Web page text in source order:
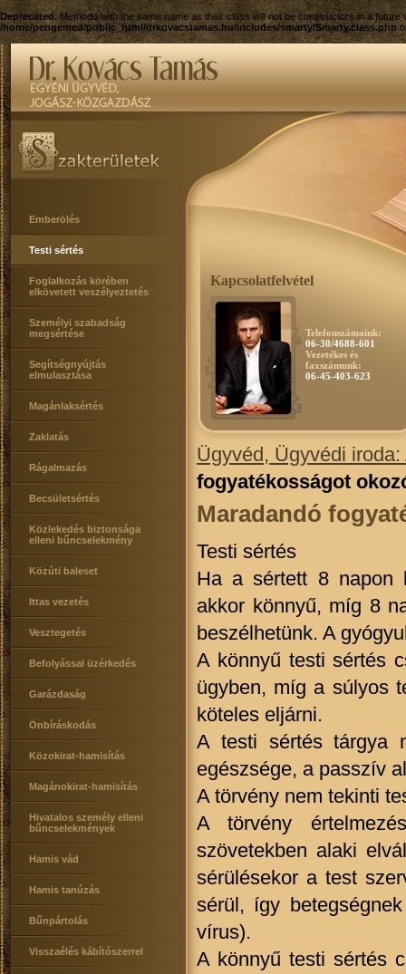
Deprecated: Methods with the same name as their class will not be constructors in a
/home/pengemed/public_html/drkovacstamas.hu/includes/smarty/Smarty.class.php
Emberölés
Testi sértés
Foglalkozás körében
elkövetett veszélyeztetés
Személyi szabadság
megsértése
Segítségnyújtás
elmulasztása
Magánlaksértés
Zaklatás
Rágalmazás
Becsületsértés
Közlekedés biztonsága
elleni bűncselekmény
Közúti baleset
Ittas vezetés
Vesztegetés
Befolyással üzérkedés
Garázdaság
Önbíráskodás
Közokirat-hamisítás
Magánokirat-hamisítás
Hivatalos személy elleni
bűncselekmények
Hamis vád
Hamis tanúzás
Bűnpártolás
Visszaélés kábítószerrel
Kapcsolatfelvétel
Telefonszámaink:
06-30/4688-601
Vezetékes és
faxszámunk:
06-45-403-623
Ügyvéd, Ügyvédi
fogyatékosságot
Maradandó
Testi sértés
Ha a sértett 8 napon
akkor könnyű, míg 8
beszélhetünk. A
A könnyű testi sértés
ügyben, míg a súlyos
köteles eljárni.
A testi sértés tárgya
egészsége, a passzív
A törvény nem tekinti
A törvény
szövetekben alaki
sérülésekor a test
sérül, így
vírus).
A könnyű testi sértés